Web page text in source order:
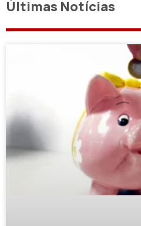
Últimas Notícias